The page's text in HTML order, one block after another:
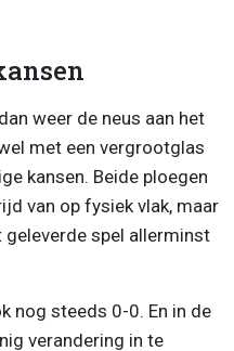
weer de neus aan het
met een vergrootglas
kansen. Beide ploegen
van op fysiek vlak, maar
spel allerminst
nog steeds 0-0. En in de
verandering in te